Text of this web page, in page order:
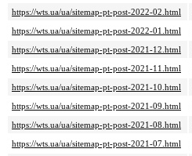
https://wts.ua/ua/sitemap-pt-post-2022-02.html
https://wts.ua/ua/sitemap-pt-post-2022-01.html
https://wts.ua/ua/sitemap-pt-post-2021-12.html
https://wts.ua/ua/sitemap-pt-post-2021-11.html
https://wts.ua/ua/sitemap-pt-post-2021-10.html
https://wts.ua/ua/sitemap-pt-post-2021-09.html
https://wts.ua/ua/sitemap-pt-post-2021-08.html
https://wts.ua/ua/sitemap-pt-post-2021-07.html